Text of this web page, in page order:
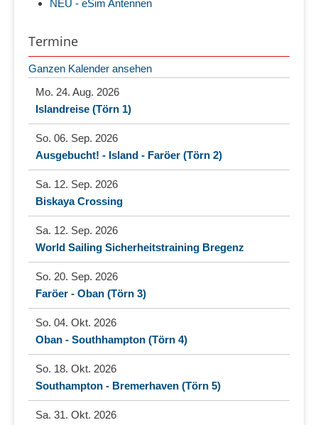
NEU - eSim Antennen
Termine
Ganzen Kalender ansehen
Mo. 24. Aug. 2026
Islandreise (Törn 1)
So. 06. Sep. 2026
Ausgebucht! - Island - Faröer (Törn 2)
Sa. 12. Sep. 2026
Biskaya Crossing
Sa. 12. Sep. 2026
World Sailing Sicherheitstraining Bregenz
So. 20. Sep. 2026
Faröer - Oban (Törn 3)
So. 04. Okt. 2026
Oban - Southhampton (Törn 4)
So. 18. Okt. 2026
Southampton - Bremerhaven (Törn 5)
Sa. 31. Okt. 2026